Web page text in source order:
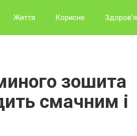
Життя Корисне Здоров’я
зошита
смачним і